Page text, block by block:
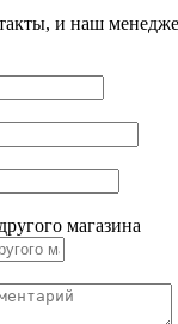
и наш
магазина